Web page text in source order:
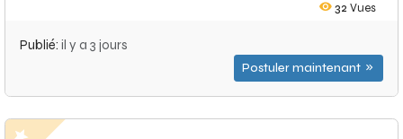
32 Vues
Publié: il y a 3 jours
Postuler maintenant